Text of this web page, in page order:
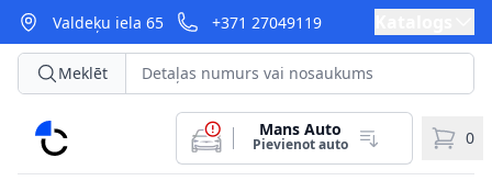
Valdeķu iela 65 +371 27049119
CarParts
Meklēt
Mans Auto
Pievienot auto 0